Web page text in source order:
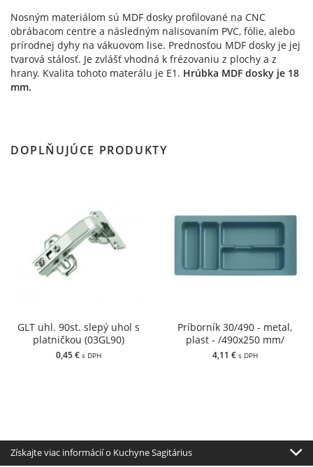
Nosným materiálom sú MDF dosky profilované na CNC
obrábacom centre a následným nalisovaním PVC, fólie, alebo
prírodnej dyhy na vákuovom lise. Prednosťou MDF dosky je jej
tvarová stálosť. Je zvlášť vhodná k frézovaniu z plochy a z
hrany. Kvalita tohoto materálu je E1. Hrúbka MDF dosky je 18
mm.
DOPLŇUJÚCE PRODUKTY
GLT uhl. 90st. slepý uhol s
platničkou (03GL90)
0,45 € s DPH
Príborník 30/490 - metal,
plast - /490x250 mm/
4,11 € s DPH
Získajte viac informácií o Kuchyne Sagitárius